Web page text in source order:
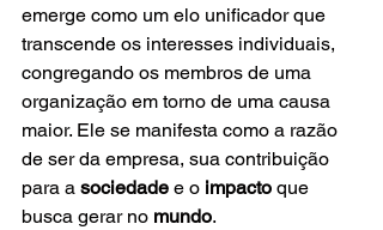
emerge como um elo unificador que
transcende os interesses individuais,
congregando os membros de uma
organização em torno de uma causa
maior. Ele se manifesta como a razão
de ser da empresa, sua contribuição
para a sociedade e o impacto que
busca gerar no mundo.